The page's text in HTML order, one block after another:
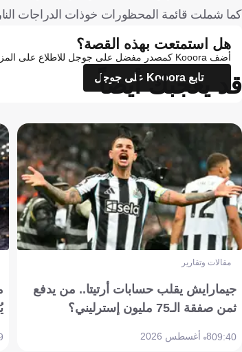
كما شملت قائمة المحظورات خوذات الدراجات
هل استمتعت بهذه القصة؟
أضف Kooora كمصدر مفضل على جوجل للاطلاع على المزيد من تقاريرنا
تابع Kooora على جوجل
قد يعجبك أيضاً
مقالات وتقارير
جيمارايش يقلب حسابات أرتيتا.. من يدفع
ثمن صفقة الـ75 مليون إسترليني؟
09:408 أغسطس 2026